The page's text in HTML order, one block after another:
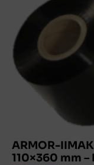
ARMOR-
110×360 mm